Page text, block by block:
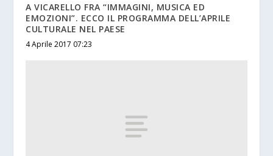
A VICARELLO FRA “IMMAGINI, MUSICA ED
EMOZIONI”. ECCO IL PROGRAMMA DELL’APRILE
CULTURALE NEL PAESE
4 Aprile 2017 07:23